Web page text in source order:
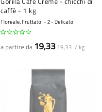
caffè - 1 kg
Floreale, Fruttato 2 - Delicato
a partire da 19,33 19,33 / kg